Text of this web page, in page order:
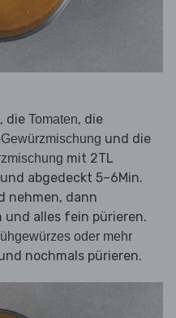
, die Tomaten, die
und die
mit 2TL
abgedeckt 5–6Min.
nehmen, dann
und alles fein pürieren.
oder mehr
nochmals pürieren.